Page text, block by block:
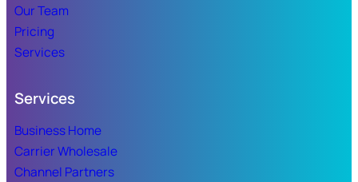
Our Team
Pricing
Services
Services
Business Home
Carrier Wholesale
Channel Partners